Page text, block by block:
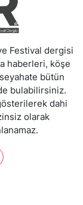
Festival dergisi
haberleri, köşe
bütün
bulabilirsiniz.
dahi
olarak